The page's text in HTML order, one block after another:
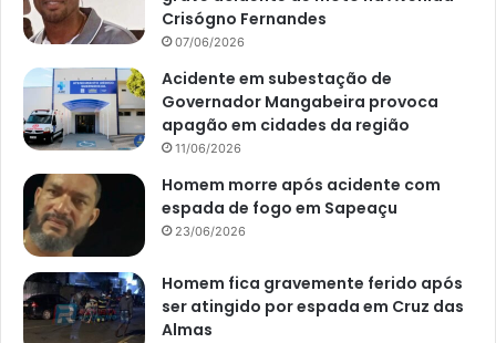
Crisógno Fernandes
07/06/2026
Acidente em subestação de
Governador Mangabeira provoca
apagão em cidades da região
11/06/2026
Homem morre após acidente com
espada de fogo em Sapeaçu
23/06/2026
Homem fica gravemente ferido após
ser atingido por espada em Cruz das
Almas